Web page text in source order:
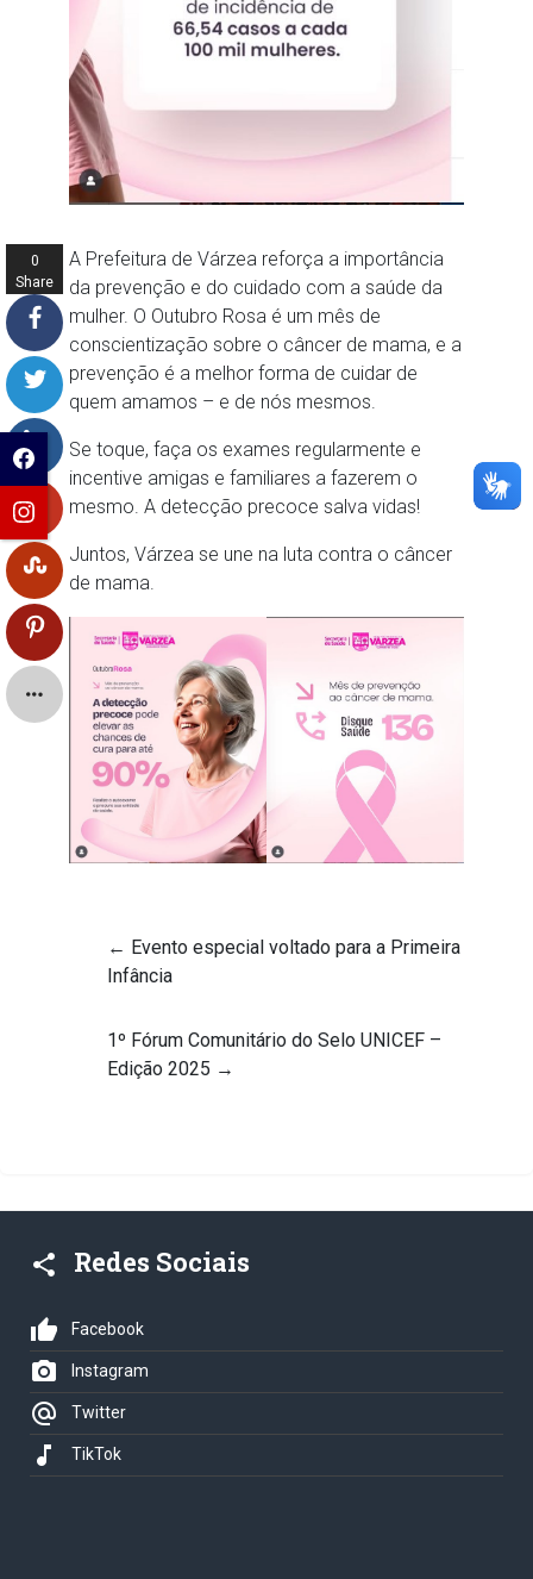
A Prefeitura de Várzea reforça a importância
da prevenção e do cuidado com a saúde da
mulher. O Outubro Rosa é um mês de
conscientização sobre o câncer de mama, e a
prevenção é a melhor forma de cuidar de
quem amamos – e de nós mesmos.
Se toque, faça os exames regularmente e
incentive amigas e familiares a fazerem o
mesmo. A detecção precoce salva vidas!
Juntos, Várzea se une na luta contra o câncer
de mama.
← Evento especial voltado para a Primeira
Infância
1º Fórum Comunitário do Selo UNICEF –
Edição 2025 →
share Redes Sociais
thumb_up Facebook
photo_camera Instagram
alternate_email Twitter
music_note TikTok
0
Share
s